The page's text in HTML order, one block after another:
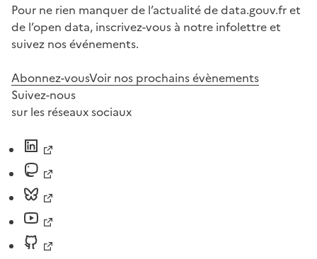
Pour ne rien manquer de l’actualité de data.gouv.fr et
de l’open data, inscrivez-vous à notre infolettre et
suivez nos événements.
Abonnez-vousVoir nos prochains évènements
Suivez-nous
sur les réseaux sociaux